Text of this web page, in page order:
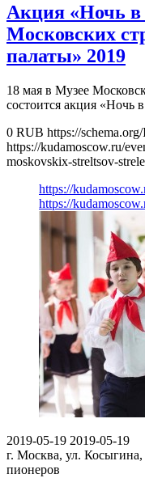
Акция «Ночь в
Московских
палаты» 2019
18 мая в Музее
состоится акция «Ночь
0 RUB https://
https://kudamoscow.ru/
moskovskix-streltsov-
https://
https://
2019-05-19 2019-05-19
г. Москва, ул.
пионеров